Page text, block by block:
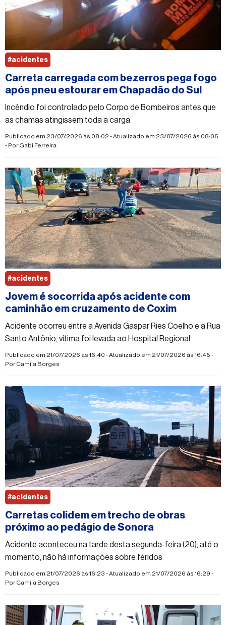
Carreta carregada com bezerros pega fogo
após pneu estourar em Chapadão do Sul
Incêndio foi controlado pelo Corpo de Bombeiros antes que
as chamas atingissem toda a carga
Publicado em 23/07/2026 às 08:02 - Atualizado em 23/07/2026 às 08:05
- PorGabi Ferreira
#acidentes
Jovem é socorrida após acidente com
caminhão em cruzamento de Coxim
Acidente ocorreu entre a Avenida Gaspar Ries Coelho e a Rua
Santo Antônio; vítima foi levada ao Hospital Regional
Publicado em 21/07/2026 às 16:40 - Atualizado em 21/07/2026 às 16:45 -
PorCamila Borges
#acidentes
Carretas colidem em trecho de obras
próximo ao pedágio de Sonora
Acidente aconteceu na tarde desta segunda-feira (20); até o
momento, não há informações sobre feridos
Publicado em 21/07/2026 às 16:23 - Atualizado em 21/07/2026 às 16:29 -
PorCamila Borges
#acidentes